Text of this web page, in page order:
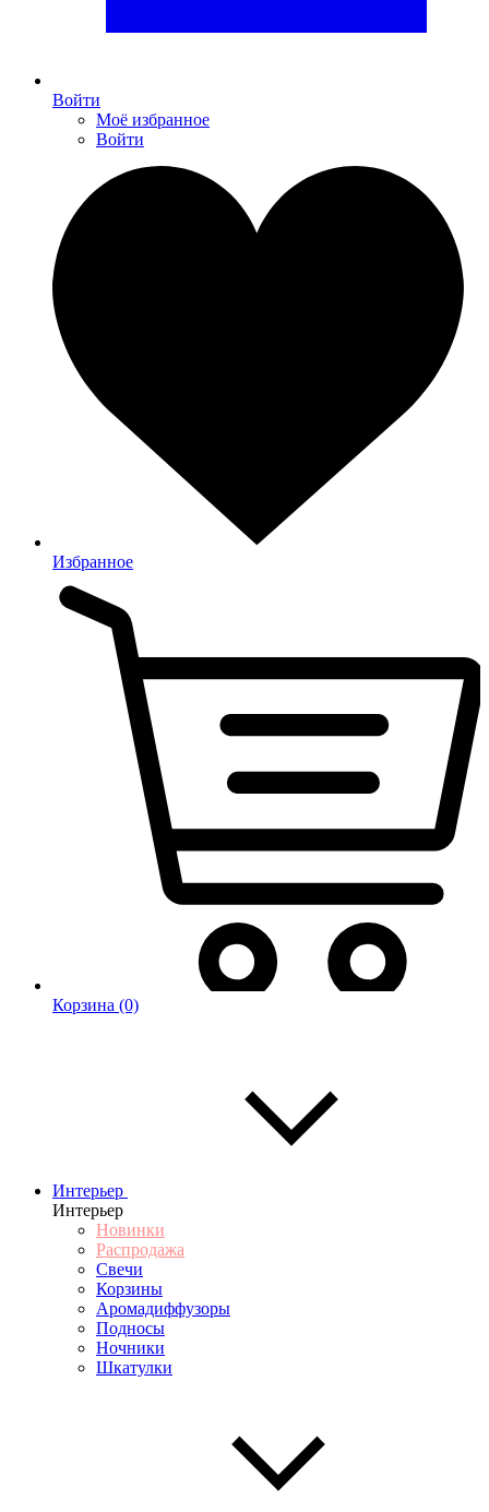
Войти
Моё избранное
Войти
Избранное
Корзина (0)
Интерьер
Интерьер
Новинки
Распродажа
Свечи
Корзины
Аромадиффузоры
Подносы
Ночники
Шкатулки